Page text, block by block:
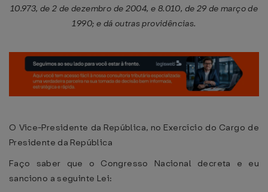
10.973, de 2 de dezembro de 2004, e 8.010, de 29 de março de
1990; e dá outras providências.
O Vice-Presidente da República, no Exercício do Cargo de
Presidente da República
Faço saber que o Congresso Nacional decreta e eu
sanciono a seguinte Lei: